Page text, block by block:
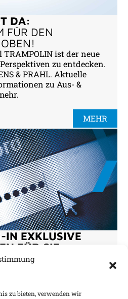
zu bieten, verwenden wir
DA:
FÜR DEN
ist der neue
zu entdecken.
& PRAHL. Aktuelle
zu Aus- &
MEHR
IN EXKLUSIVE
FÜR SIE
aktuelle
Hintergründe. Exklusiv